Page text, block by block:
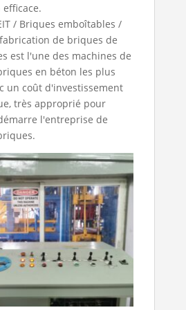
/ Briques emboîtables /
de briques de
est l'une des machines de
en béton les plus
un coût d'investissement
très approprié pour
l'entreprise de